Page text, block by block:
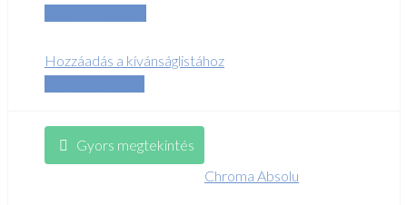
Hozzáadás a kívánságlistához
Gyors megtekintés
Chroma Absolu